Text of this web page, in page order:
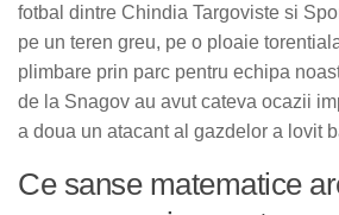
fotbal dintre Chindia Targoviste si
pe un teren greu, pe o ploaie
plimbare prin parc pentru echipa
de la Snagov au avut cateva ocazii
a doua un atacant al gazdelor a lovit
Ce sanse matematice